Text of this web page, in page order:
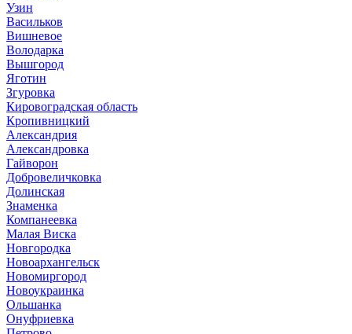
Узин
Васильков
Вишневое
Володарка
Вышгород
Яготин
Згуровка
Кировоградская область
Кропивницкий
Александрия
Александровка
Гайворон
Добровеличковка
Долинская
Знаменка
Компанеевка
Малая Виска
Новгородка
Новоархангельск
Новомиргород
Новоукраинка
Ольшанка
Онуфриевка